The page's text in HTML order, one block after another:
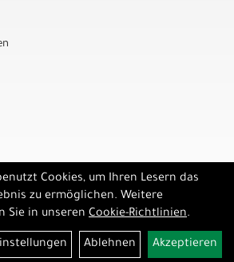
Cookies, um Ihren Lesern das
zu ermöglichen. Weitere
Sie in unseren Cookie-Richtlinien.
Ablehnen Akzeptieren